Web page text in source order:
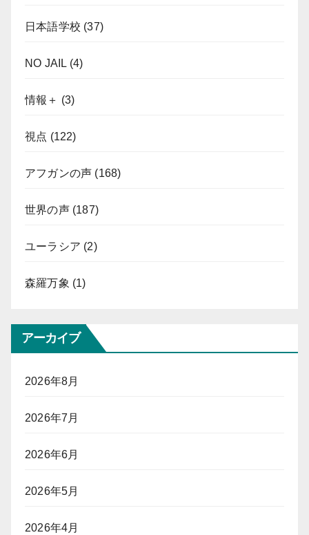
日本語学校 (37)
NO JAIL (4)
情報＋ (3)
視点 (122)
アフガンの声 (168)
世界の声(187)
ユーラシア (2)
森羅万象 (1)
アーカイブ
2026年8月
2026年7月
2026年6月
2026年5月
2026年4月